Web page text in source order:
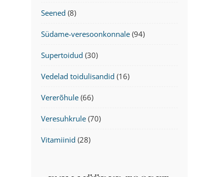
Seened (8)
Südame-veresoonkonnale (94)
Supertoidud (30)
Vedelad toidulisandid (16)
Vererõhule (66)
Veresuhkrule (70)
Vitamiinid (28)